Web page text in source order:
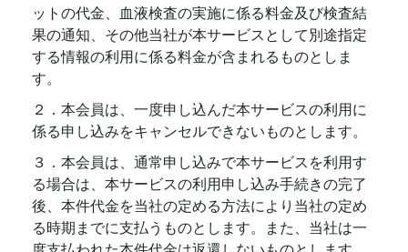
ットの代金、血液検査の実施に係る料金及び検査結
果の通知、その他当社が本サービスとして別途指定
する情報の利用に係る料金が含まれるものとしま
す。
２．本会員は、一度申し込んだ本サービスの利用に
係る申し込みをキャンセルできないものとします。
３．本会員は、通常申し込みで本サービスを利用す
る場合は、本サービスの利用申し込み手続きの完了
後、本件代金を当社の定める方法により当社の定め
る時期までに支払うものとします。また、当社は一